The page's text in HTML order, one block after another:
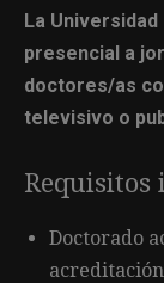
La
presencial a
doctores/as
televisivo o
Requisitos
Doctorado